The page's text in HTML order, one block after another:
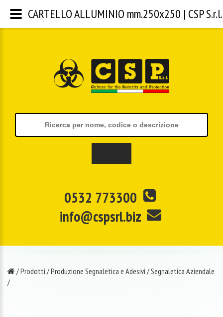
0532 773300
info@cspsrl.biz
/Prodotti /Produzione Segnaletica e Adesivi /Segnaletica Aziendale
/
CARTELLO ALLUMINIO mm.250x250 | CSP S.r.l.